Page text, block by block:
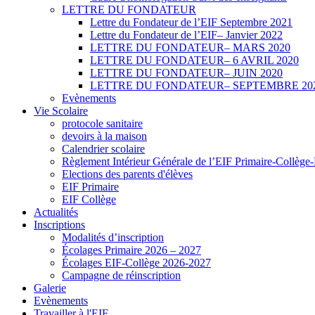
LETTRE DU FONDATEUR
Lettre du Fondateur de l’EIF Septembre 2021
Lettre du Fondateur de l’EIF– Janvier 2022
LETTRE DU FONDATEUR– MARS 2020
LETTRE DU FONDATEUR– 6 AVRIL 2020
LETTRE DU FONDATEUR– JUIN 2020
LETTRE DU FONDATEUR– SEPTEMBRE
Evènements
Vie Scolaire
protocole sanitaire
devoirs à la maison
Calendrier scolaire
Règlement Intérieur Générale de l’EIF Primaire-
Elections des parents d'élèves
EIF Primaire
EIF Collège
Actualités
Inscriptions
Modalités d’inscription
Écolages Primaire 2026 – 2027
Écolages EIF-Collège 2026-2027
Campagne de réinscription
Galerie
Evènements